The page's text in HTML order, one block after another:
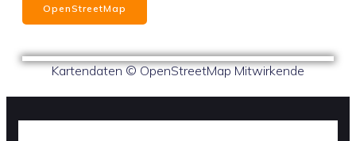
OpenStreetMap
Kartendaten © OpenStreetMap Mitwirkende